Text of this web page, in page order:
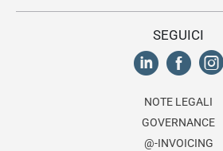
SEGUICI
NOTE LEGALI
GOVERNANCE
@-INVOICING